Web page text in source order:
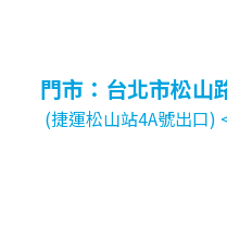
門市：台北市松山
(捷運松山站4A號出口)